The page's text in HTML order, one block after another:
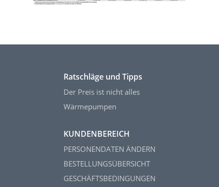
Ratschläge und Tipps
Der Preis ist nicht alles
Wärmepumpen
KUNDENBEREICH
PERSONENDATEN ÄNDERN
BESTELLUNGSÜBERSICHT
GESCHÄFTSBEDINGUNGEN